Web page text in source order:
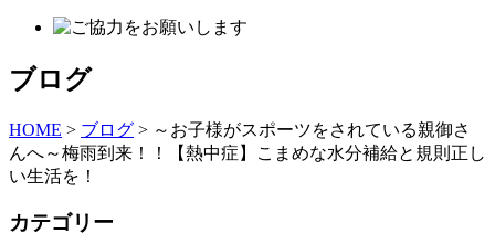
ブログ
HOME > ブログ > ～お子様がスポーツをされている親御さ
んへ～梅雨到来！！【熱中症】こまめな水分補給と規則正し
い生活を！
カテゴリー